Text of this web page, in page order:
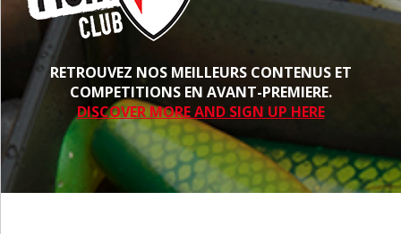
RETROUVEZ NOS MEILLEURS CONTENUS ET
COMPETITIONS EN AVANT-PREMIERE.
DISCOVER MORE AND SIGN UP HERE